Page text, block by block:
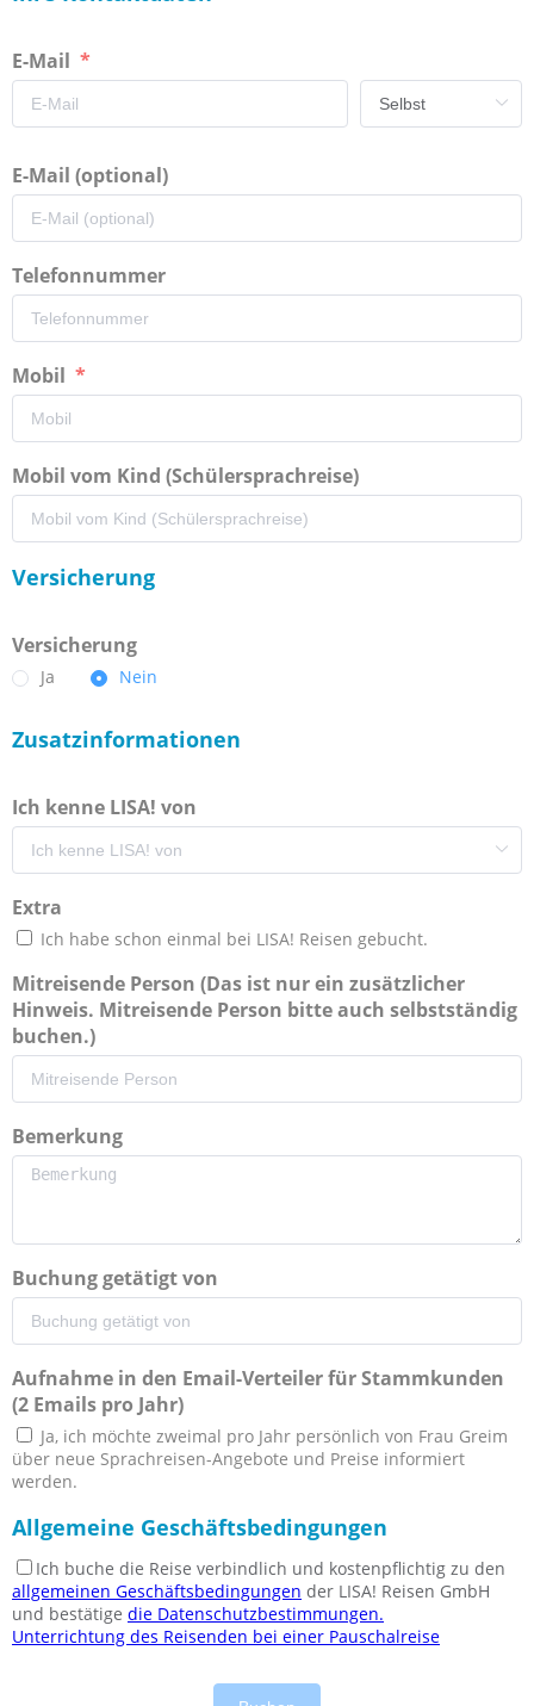
E-Mail
E-Mail (optional)
Telefonnummer
Mobil
Mobil vom Kind (Schülersprachreise)
Versicherung
Versicherung
Ja Nein
Zusatzinformationen
Ich kenne LISA! von
Extra
Ich habe schon einmal bei LISA! Reisen gebucht.
Mitreisende Person (Das ist nur ein zusätzlicher
Hinweis. Mitreisende Person bitte auch selbstständig
buchen.)
Bemerkung
Buchung getätigt von
Aufnahme in den Email-Verteiler für Stammkunden
(2 Emails pro Jahr)
Ja, ich möchte zweimal pro Jahr persönlich von Frau Greim
über neue Sprachreisen-Angebote und Preise informiert
werden.
Allgemeine Geschäftsbedingungen
Ich buche die Reise verbindlich und kostenpflichtig zu den
allgemeinen Geschäftsbedingungen der LISA! Reisen GmbH
und bestätige die Datenschutzbestimmungen.
Unterrichtung des Reisenden bei einer Pauschalreise